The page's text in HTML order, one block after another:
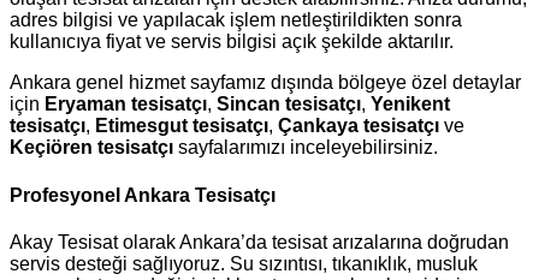
adres bilgisi ve yapılacak işlem netleştirildikten sonra
kullanıcıya fiyat ve servis bilgisi açık şekilde aktarılır.
Ankara genel hizmet sayfamız dışında bölgeye özel detaylar
için Eryaman tesisatçı, Sincan tesisatçı, Yenikent
tesisatçı, Etimesgut tesisatçı, Çankaya tesisatçı ve
Keçiören tesisatçı sayfalarımızı inceleyebilirsiniz.
Profesyonel Ankara Tesisatçı
Akay Tesisat olarak Ankara’da tesisat arızalarına doğrudan
servis desteği sağlıyoruz. Su sızıntısı, tıkanıklık, musluk